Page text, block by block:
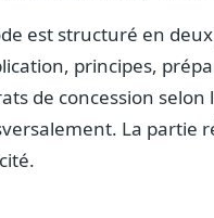
est structuré en
principes,
de concession
La partie